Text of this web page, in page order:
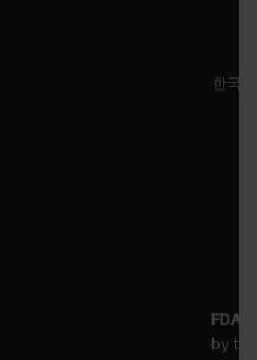
한국
FDA
by